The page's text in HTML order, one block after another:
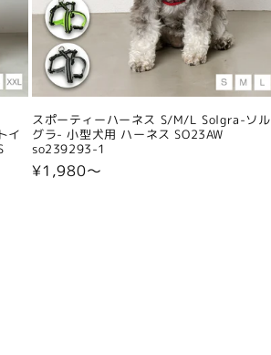
イ
スポーティーハーネス S/M/L Solgra-ソル
グラ- 小型犬用 ハーネス SO23AW
so239293-1
通
¥1,980〜